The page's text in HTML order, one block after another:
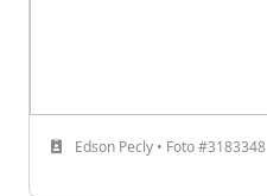
Edson Pecly • Foto #3183348